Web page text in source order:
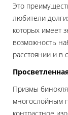
Это
любители
которых имеет
возможность
расстоянии и в
Призмы
многослойным